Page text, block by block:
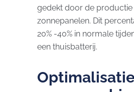
gedekt door de
zonnepanelen. Dit
20% -40% in normale
een thuisbatterij.